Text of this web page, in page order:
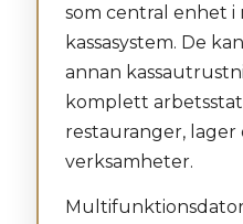
som central enhet i
kassasystem. De
annan
komplett
restauranger,
verksamheter.